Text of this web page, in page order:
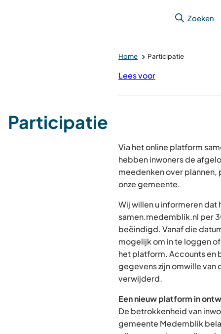
Zoeken
Home Participatie
Lees voor
Participatie
Via het online platform
hebben inwoners de
meedenken over
onze gemeente.
Wij willen u informeren dat
samen.medemblik.nl per
beëindigd. Vanaf die
mogelijk om in te loggen
het platform. Accounts en
gegevens zijn omwille van
verwijderd.
Een nieuw platform in
De betrokkenheid van
gemeente Medemblik